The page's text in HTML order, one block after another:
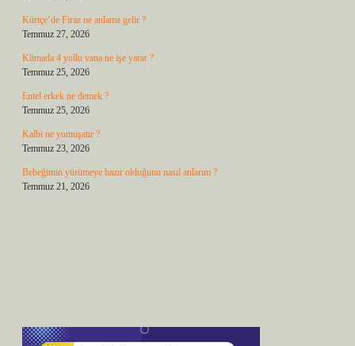
Kürtçe’de Firaz ne anlama gelir ?
Temmuz 27, 2026
Klimada 4 yollu vana ne işe yarar ?
Temmuz 25, 2026
Entel erkek ne demek ?
Temmuz 25, 2026
Kalbi ne yumuşatır ?
Temmuz 23, 2026
Bebeğimin yürümeye hazır olduğunu nasıl anlarım ?
Temmuz 21, 2026